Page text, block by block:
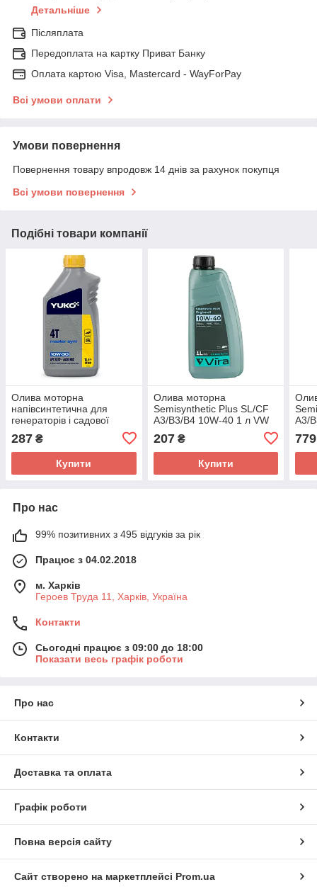
Детальніше
Післяплата
Передоплата на картку Приват Банку
Оплата картою Visa, Mastercard - WayForPay
Всі умови оплати
Умови повернення
Повернення товару впродовж 14 днів за рахунок покупця
Всі умови повернення
Подібні товари компанії
Олива моторна
напівсинтетична для
генераторів і садової
техніки MASTER SYNT 4T
10W-30 API SL/CF 1 л
YUKO
287 ₴
Купити
Олива моторна
Semisynthetic Plus SL/CF
A3/B3/B4 10W-40 1 л VW
501.01/505.00 MB 229.1
Vira
207₴
Купити
A3/
Vira
779
Про нас
99% позитивних з 495 відгуків за рік
Працює з 04.02.2018
м. Харків
Героев Труда 11, Харків, Україна
Контакти
Сьогодні працює з 09:00 до 18:00
Показати весь графік роботи
Про нас
Контакти
Доставка та оплата
Графік роботи
Повна версія сайту
Сайт створено на маркетплейсі Prom.ua